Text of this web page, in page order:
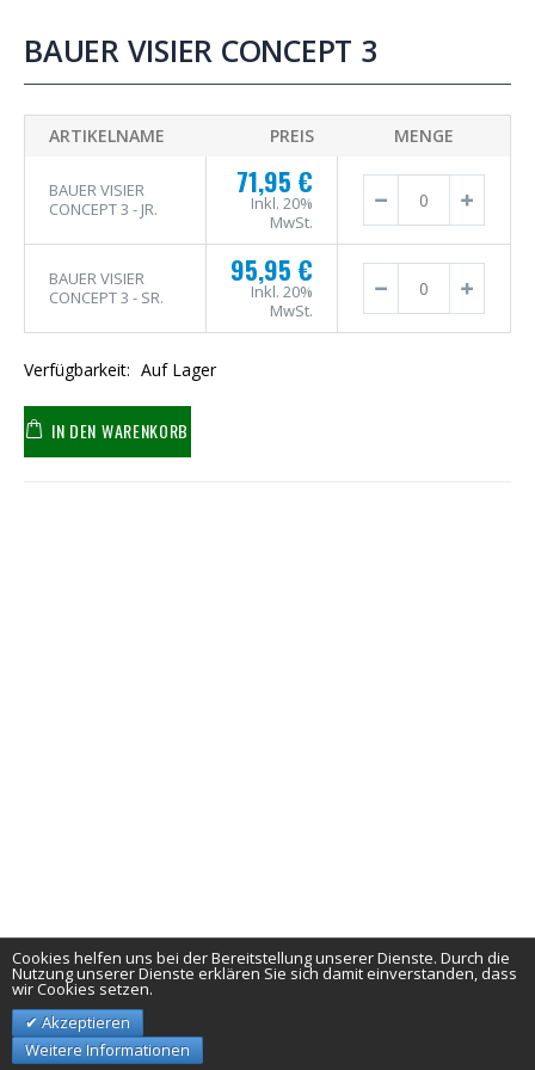
BAUER VISIER CONCEPT 3
ARTIKELNAME PREIS MENGE
BAUER VISIER
CONCEPT 3 - JR.
71,95 €
Inkl. 20%
MwSt.
BAUER VISIER
CONCEPT 3 - SR.
95,95 €
Inkl. 20%
MwSt.
Verfügbarkeit: Auf Lager
IN DEN WARENKORB
Cookies helfen uns bei der Bereitstellung unserer Dienste. Durch die
Nutzung unserer Dienste erklären Sie sich damit einverstanden, dass
wir Cookies setzen.
Akzeptieren
Weitere Informationen